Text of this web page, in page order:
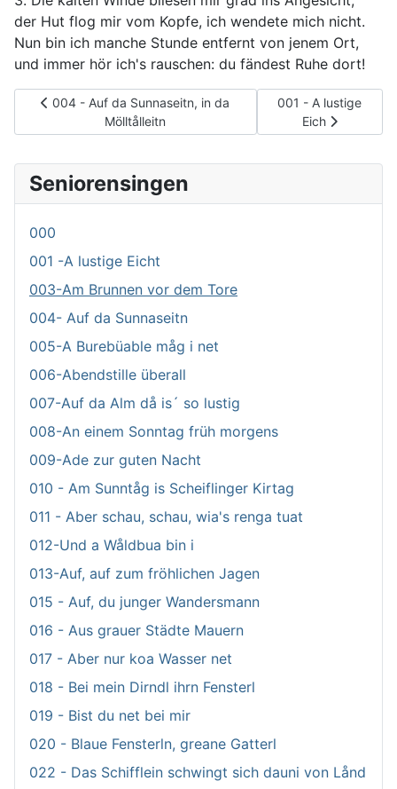
der Hut flog mir vom Kopfe, ich wendete mich nicht.
Nun bin ich manche Stunde entfernt von jenem Ort,
und immer hör ich's rauschen: du fändest Ruhe dort!
Vorheriger Beitrag: 004 - Auf da Sunnaseitn, in da Mölltålleitn
004 - Auf da Sunnaseitn, in da
Mölltålleitn
Nächster Beitrag:
001 - A lustige
Eich
Seniorensingen
000
001 -A lustige Eicht
003-Am Brunnen vor dem Tore
004- Auf da Sunnaseitn
005-A Burebüable måg i net
006-Abendstille überall
007-Auf da Alm då is´ so lustig
008-An einem Sonntag früh morgens
009-Ade zur guten Nacht
010 - Am Sunntåg is Scheiflinger Kirtag
011 - Aber schau, schau, wia's renga tuat
012-Und a Wåldbua bin i
013-Auf, auf zum fröhlichen Jagen
015 - Auf, du junger Wandersmann
016 - Aus grauer Städte Mauern
017 - Aber nur koa Wasser net
018 - Bei mein Dirndl ihrn Fensterl
019 - Bist du net bei mir
020 - Blaue Fensterln, greane Gatterl
022 - Das Schifflein schwingt sich dauni von Lånd